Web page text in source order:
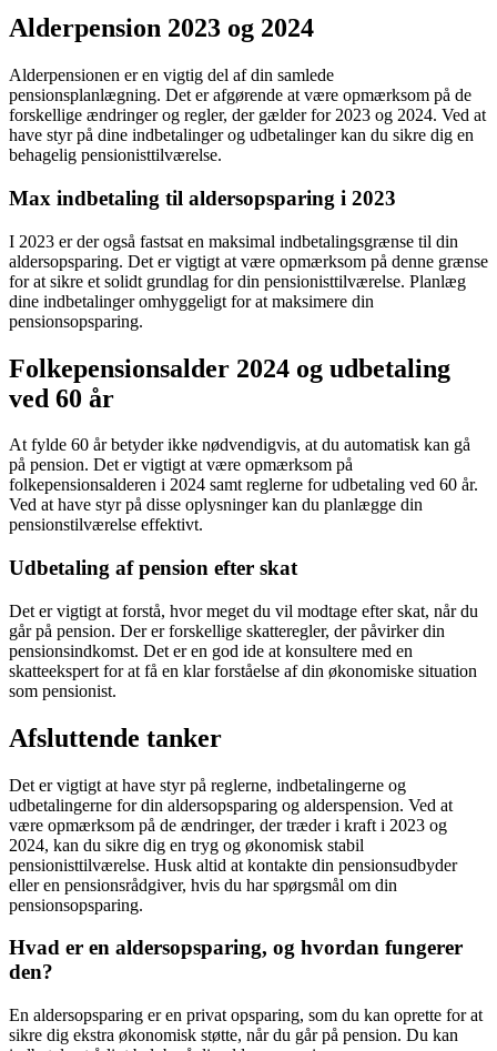
Alderpension 2023 og 2024
Alderpensionen er en vigtig del af din samlede
pensionsplanlægning. Det er afgørende at være opmærksom på de
forskellige ændringer og regler, der gælder for 2023 og 2024. Ved at
have styr på dine indbetalinger og udbetalinger kan du sikre dig en
behagelig pensionisttilværelse.
Max indbetaling til aldersopsparing i 2023
I 2023 er der også fastsat en maksimal indbetalingsgrænse til din
aldersopsparing. Det er vigtigt at være opmærksom på denne grænse
for at sikre et solidt grundlag for din pensionisttilværelse. Planlæg
dine indbetalinger omhyggeligt for at maksimere din
pensionsopsparing.
Folkepensionsalder 2024 og udbetaling
ved 60 år
At fylde 60 år betyder ikke nødvendigvis, at du automatisk kan gå
på pension. Det er vigtigt at være opmærksom på
folkepensionsalderen i 2024 samt reglerne for udbetaling ved 60 år.
Ved at have styr på disse oplysninger kan du planlægge din
pensionstilværelse effektivt.
Udbetaling af pension efter skat
Det er vigtigt at forstå, hvor meget du vil modtage efter skat, når du
går på pension. Der er forskellige skatteregler, der påvirker din
pensionsindkomst. Det er en god ide at konsultere med en
skatteekspert for at få en klar forståelse af din økonomiske situation
som pensionist.
Afsluttende tanker
Det er vigtigt at have styr på reglerne, indbetalingerne og
udbetalingerne for din aldersopsparing og alderspension. Ved at
være opmærksom på de ændringer, der træder i kraft i 2023 og
2024, kan du sikre dig en tryg og økonomisk stabil
pensionisttilværelse. Husk altid at kontakte din pensionsudbyder
eller en pensionsrådgiver, hvis du har spørgsmål om din
pensionsopsparing.
Hvad er en aldersopsparing, og hvordan fungerer
den?
En aldersopsparing er en privat opsparing, som du kan oprette for at
sikre dig ekstra økonomisk støtte, når du går på pension. Du kan